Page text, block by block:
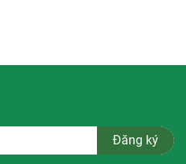
Đăng ký